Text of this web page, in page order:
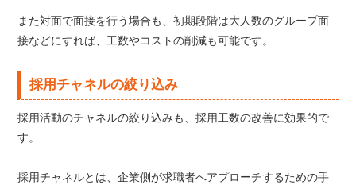
また対面で面接を行う場合も、初期段階は大人数のグループ面
接などにすれば、工数やコストの削減も可能です。
採用チャネルの絞り込み
採用活動のチャネルの絞り込みも、採用工数の改善に効果的で
す。
採用チャネルとは、企業側が求職者へアプローチするための手